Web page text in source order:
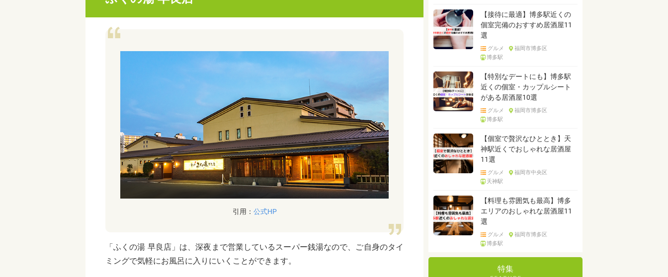
引用： 公式HP
「ふくの湯 早良店」は、深夜まで営業しているスーパー銭湯なので、ご自身のタイ
ミングで気軽にお風呂に入りにいくことができます。
【接待に最適】博多駅近くの
個室完備のおすすめ居酒屋11
選
グルメ
福岡市博多区
博多駅
【特別なデートにも】博多駅
近くの個室・カップルシート
がある居酒屋10選
グルメ
福岡市博多区
博多駅
【個室で贅沢なひととき】天
神駅近くでおしゃれな居酒屋
11選
グルメ
福岡市中央区
天神駅
【料理も雰囲気も最高】博多
エリアのおしゃれな居酒屋11
選
グルメ
福岡市博多区
博多駅
特集